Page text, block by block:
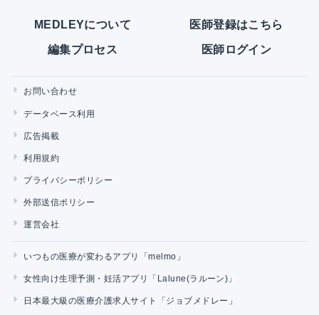
MEDLEYについて 医師登録はこちら
編集プロセス 医師ログイン
お問い合わせ
データベース利用
広告掲載
利用規約
プライバシーポリシー
外部送信ポリシー
運営会社
いつもの医療が変わるアプリ「melmo」
女性向け生理予測・妊活アプリ「Lalune(ラルーン)」
日本最大級の医療介護求人サイト「ジョブメドレー」